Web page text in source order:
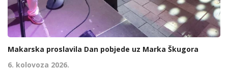
Makarska proslavila Dan pobjede uz Marka Škugora
6. kolovoza 2026.